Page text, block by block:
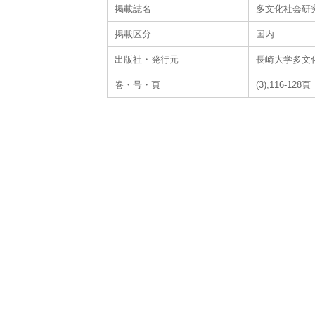
掲載誌名 多文化社会研
掲載区分 国内
出版社・発行元 長崎大学多文
巻・号・頁 (3),116-128頁